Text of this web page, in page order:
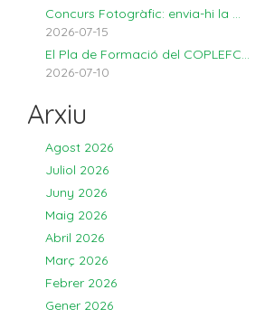
Concurs Fotogràfic: envia-hi la ...
2026-07-15
El Pla de Formació del COPLEFC...
2026-07-10
Arxiu
Agost 2026
Juliol 2026
Juny 2026
Maig 2026
Abril 2026
Març 2026
Febrer 2026
Gener 2026